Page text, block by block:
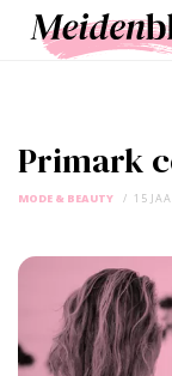
Primark
MODE & BEAUTY 15